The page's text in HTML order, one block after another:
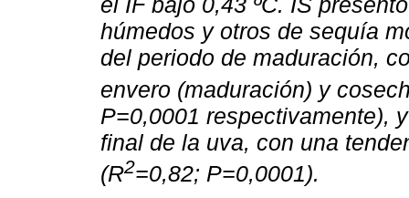
húmedos y otros de sequía
del periodo de maduración,
envero (maduración) y
P=0,0001 respectivamente),
final de la uva, con una
(R2=0,82; P=0,0001).